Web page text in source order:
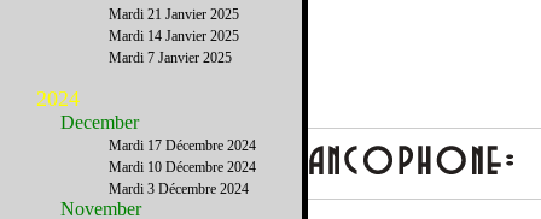
Mardi 21 Janvier 2025
Mardi 14 Janvier 2025
Mardi 7 Janvier 2025
2024
December
Mardi 17 Décembre 2024
Mardi 10 Décembre 2024
Mardi 3 Décembre 2024
November